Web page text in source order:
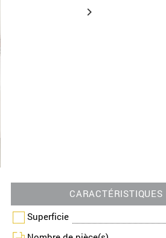
CARACTÉRISTIQUES
Superficie